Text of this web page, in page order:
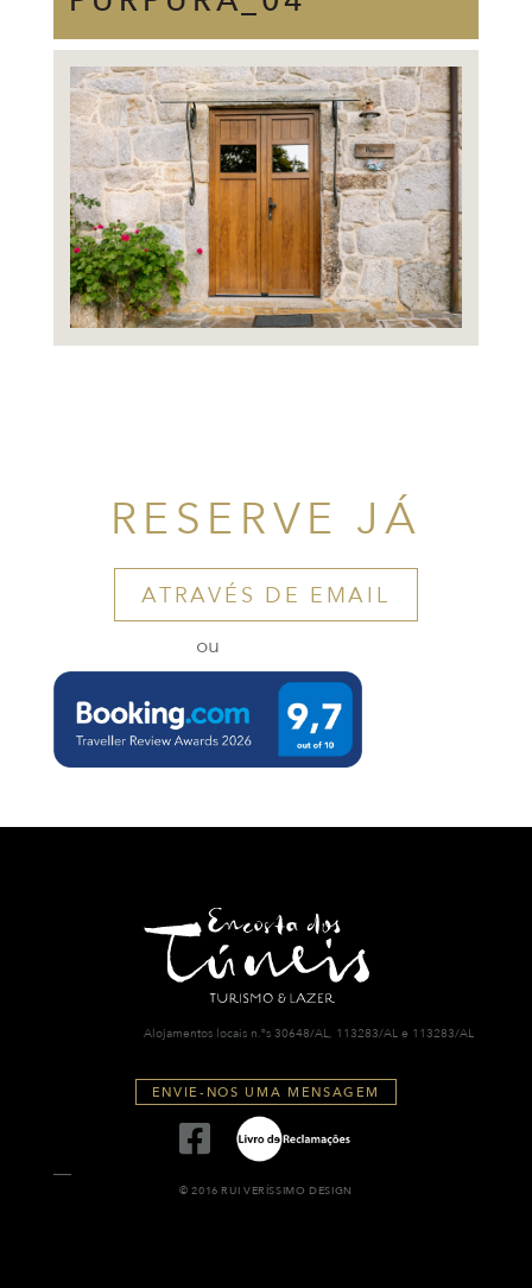
RESERVE JÁ
ATRAVÉS DE EMAIL
ou
Alojamentos locais n.ºs 30648/AL, 113283/AL e 113283/AL
ENVIE-NOS UMA MENSAGEM
© 2016 RUI VERÍSSIMO DESIGN